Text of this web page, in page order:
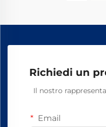
Richiedi un
Il nostro
Email